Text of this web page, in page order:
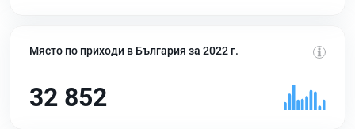
Място по приходи в България за 2022 г.
32 852